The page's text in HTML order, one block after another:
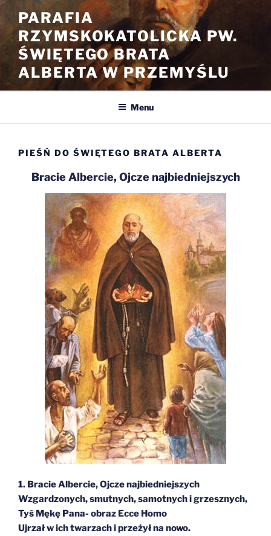
Przejdź
do
treści
PARAFIA
RZYMSKOKATOLICKA PW.
ŚWIĘTEGO BRATA
ALBERTA W PRZEMYŚLU
Menu
PIEŚŃ DO ŚWIĘTEGO BRATA ALBERTA
Bracie Albercie, Ojcze najbiedniejszych
1. Bracie Albercie, Ojcze najbiedniejszych
Wzgardzonych, smutnych, samotnych i grzesznych,
Tyś Mękę Pana- obraz Ecce Homo
Ujrzał w ich twarzach i przeżył na nowo.